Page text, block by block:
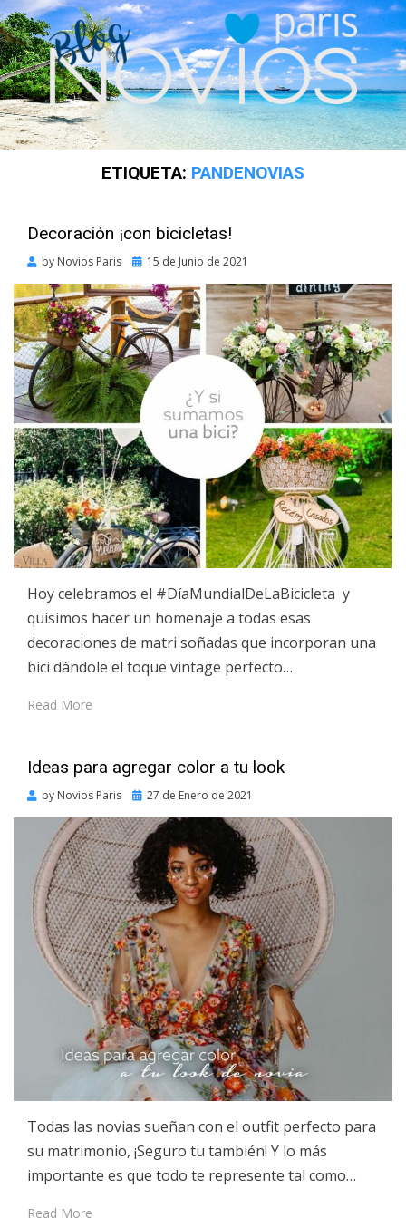
ETIQUETA: PANDENOVIAS
Decoración ¡con bicicletas!
by Novios Paris
Posted
15 de Junio de 2021
Hoy celebramos el #DíaMundialDeLaBicicleta y
quisimos hacer un homenaje a todas esas
decoraciones de matri soñadas que incorporan una
bici dándole el toque vintage perfecto…
Read More
Ideas para agregar color a tu look
by Novios Paris
Posted
27 de Enero de 2021
Todas las novias sueñan con el outfit perfecto para
su matrimonio, ¡Seguro tu también! Y lo más
importante es que todo te represente tal como…
Read More